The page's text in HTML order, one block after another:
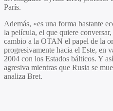
París.
Además, «es una forma bastante
la película, el que quiere
cambio a la OTAN el papel de la
progresivamente hacia el Este, en
2004 con los Estados bálticos. Y
agresiva mientras que Rusia se
analiza Bret.